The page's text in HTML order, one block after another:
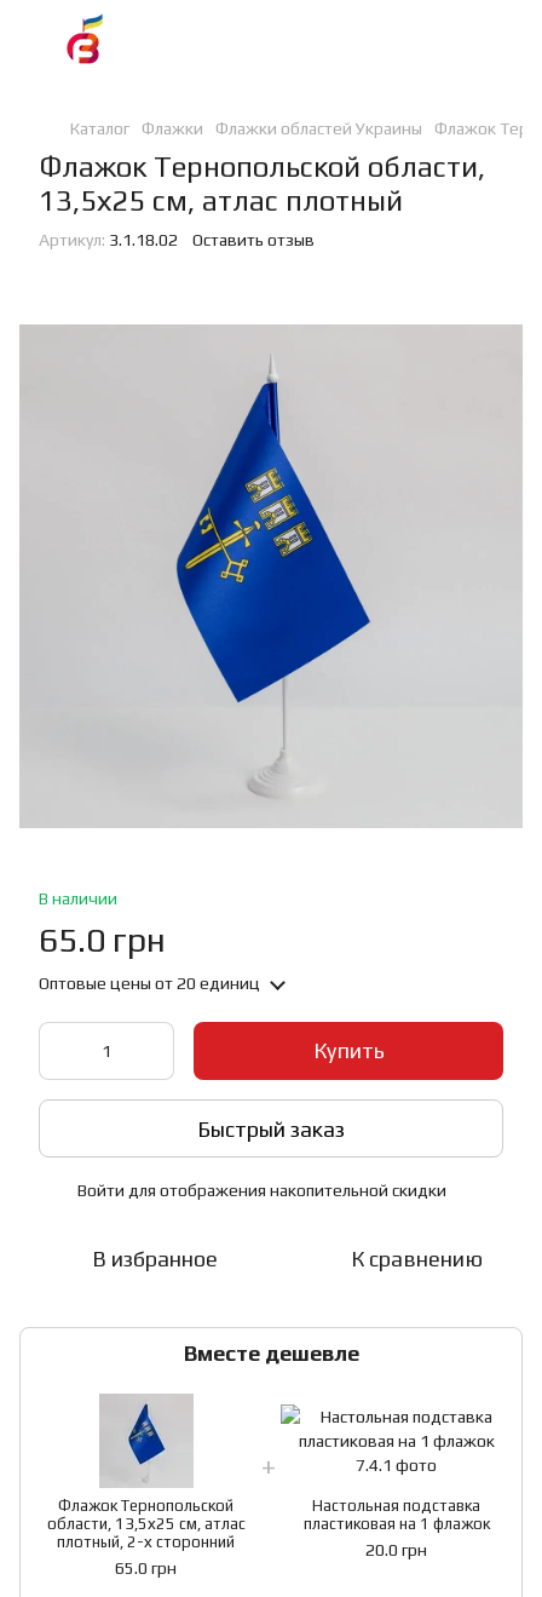
Каталог Флажки Флажки областей Украины Флажок
Флажок Тернопольской области,
13,5х25 см, атлас плотный
Артикул: 3.1.18.02 Оставить отзыв
В наличии
65.0 грн
Оптовые цены от 20 единиц
Купить
Быстрый заказ
Войти для отображения накопительной скидки
В избранное К сравнению
Вместе дешевле
Флажок Тернопольской
области, 13,5х25 см, атлас
плотный, 2-х сторонний
65.0 грн
Настольная подставка
пластиковая на 1 флажок
20.0 грн